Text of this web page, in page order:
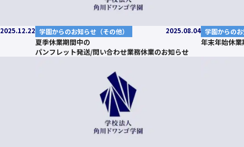
2025.12.22 学園からのお知らせ（その他） 2025.08.04
夏季休業期間中の
パンフレット発送/問い合わせ業務休業のお知らせ
学園からの
年末年始休